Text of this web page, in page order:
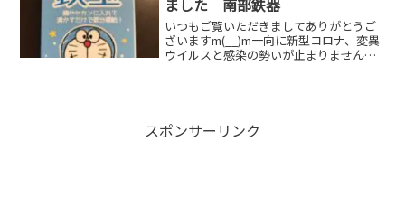
いつもご覧いただきましてありがとうご
ざいますm(__)m一向に新型コロナ、変異
ウイルスと感染の勢いが止まりませんね
スポンサーリンク